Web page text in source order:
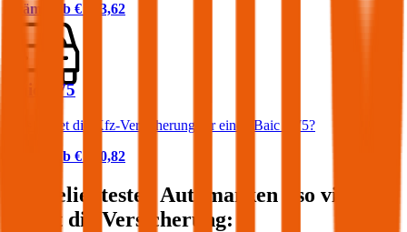
Prämie ab € 133,62
Baic X75
Was kostet die Kfz-Versicherung für einen Baic X75?
Prämie ab € 140,82
Die beliebtesten Automarken - so viel
kostet die Versicherung: